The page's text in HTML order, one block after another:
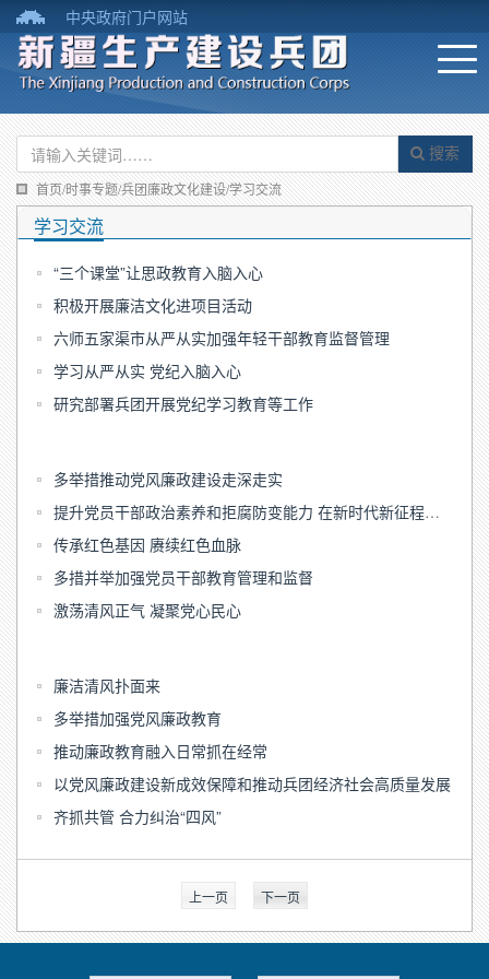
中央政府门户网站
搜索
首页/时事专题/兵团廉政文化建设/学习交流
学习交流
“三个课堂”让思政教育入脑入心
积极开展廉洁文化进项目活动
六师五家渠市从严从实加强年轻干部教育监督管理
学习从严从实 党纪入脑入心
研究部署兵团开展党纪学习教育等工作
多举措推动党风廉政建设走深走实
提升党员干部政治素养和拒腐防变能力 在新时代新征程展现新作为呈现新气象
传承红色基因 赓续红色血脉
多措并举加强党员干部教育管理和监督
激荡清风正气 凝聚党心民心
廉洁清风扑面来
多举措加强党风廉政教育
推动廉政教育融入日常抓在经常
以党风廉政建设新成效保障和推动兵团经济社会高质量发展
齐抓共管 合力纠治“四风”
上一页 下一页